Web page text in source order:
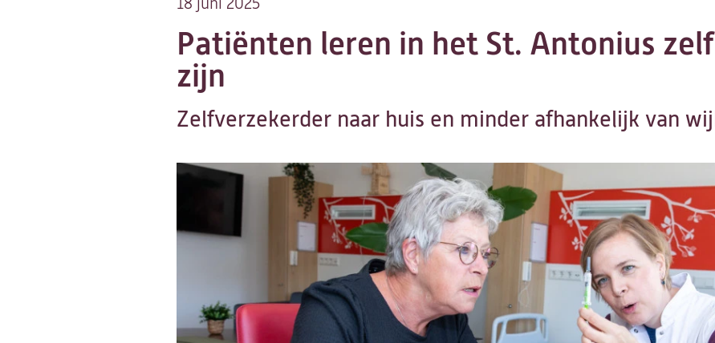
Patiënten leren in het St. Antonius
zijn
Zelfverzekerder naar huis en minder afhankelijk van